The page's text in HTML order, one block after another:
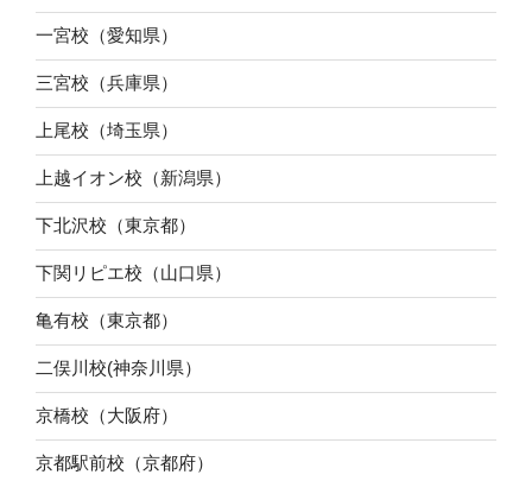
一宮校（愛知県）
三宮校（兵庫県）
上尾校（埼玉県）
上越イオン校（新潟県）
下北沢校（東京都）
下関リピエ校（山口県）
亀有校（東京都）
二俣川校(神奈川県）
京橋校（大阪府）
京都駅前校（京都府）